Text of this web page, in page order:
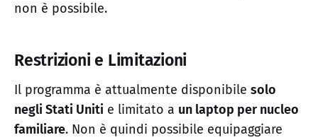
non è possibile.
Restrizioni e Limitazioni
Il programma è attualmente disponibile solo
negli Stati Uniti e limitato a un laptop per nucleo
familiare. Non è quindi possibile equipaggiare